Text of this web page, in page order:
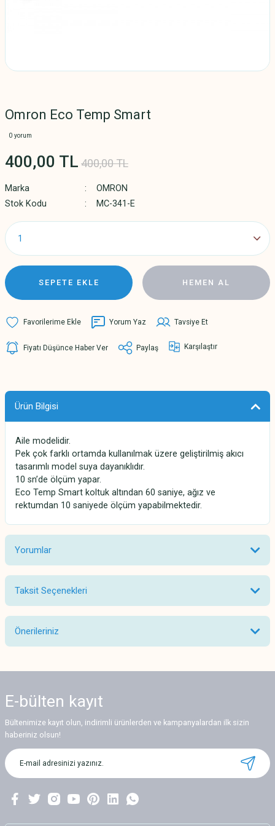
Omron Eco Temp Smart
0 yorum
400,00 TL 400,00 TL
Marka
OMRON
Stok Kodu
MC-341-E
SEPETE EKLE HEMEN AL
Yorum Yaz Tavsiye Et
Fiyatı Düşünce Haber Ver Paylaş Karşılaştır
Ürün Bilgisi
Aile modelidir.
Pek çok farklı ortamda kullanılmak üzere geliştirilmiş akıcı
tasarımlı model suya dayanıklıdır.
10 sn’de ölçüm yapar.
Eco Temp Smart koltuk altından 60 saniye, ağız ve
rektumdan 10 saniyede ölçüm yapabilmektedir.
Yorumlar
Bu ürüne ilk yorumu siz yapın!
Taksit Seçenekleri
Önerileriniz
Görüş ve önerileriniz için teşekkür ederiz.
Ürün resmi kalitesiz, bozuk veya görüntülenemiyor.
Ürün açıklamasında eksik bilgiler bulunuyor.
Ürün bilgilerinde hatalar bulunuyor.
Bu ürüne benzer farklı alternatifler olmalı.
E-bülten kayıt
Bültenimize kayıt olun, indirimli ürünlerden ve kampanyalardan ilk sizin
haberiniz olsun!